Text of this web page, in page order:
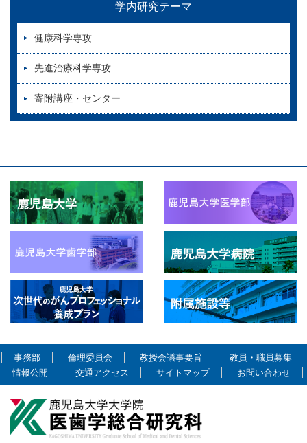
学内研究テーマ
健康科学専攻
先進治療科学専攻
寄附講座・センター
事務部 倫理委員会 教授会議事要旨
教員・職員募集
情報公開
交通アクセス サイトマップ お問い合わせ